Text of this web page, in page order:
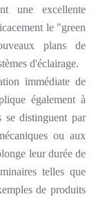
une excellente
le "green
plans de
d'éclairage.
immédiate de
également à
se distinguent par
ou aux
leur durée de
telles que
de produits